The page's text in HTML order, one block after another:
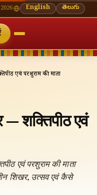
शुक्ल चतुर्थी⛩ काशी विश्वनाथ —
2026 English తెలుగు
एवं परशुराम की माता
— शक्तिपीठ एवं
एवं परशुराम की माता
शिखर, उत्सव एवं कैसे